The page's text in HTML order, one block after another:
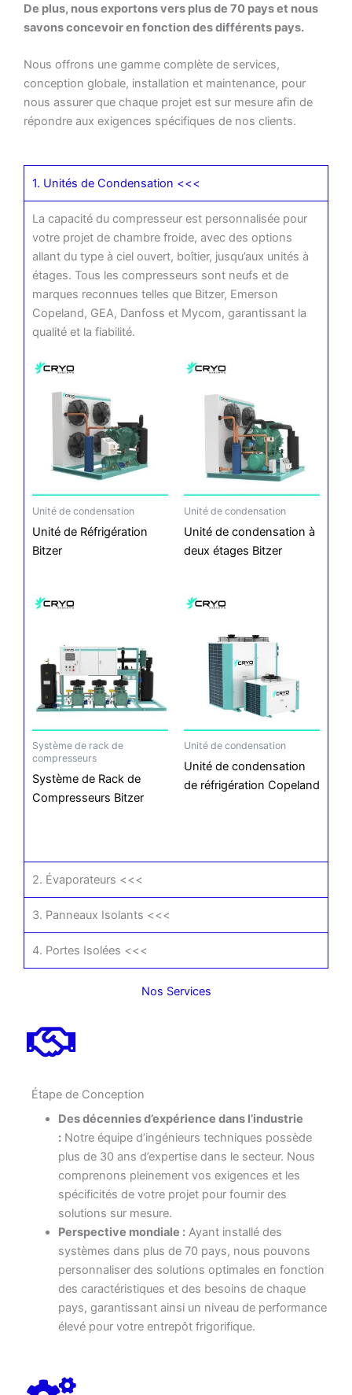
De plus, nous exportons vers plus de 70 pays et nous
savons concevoir en fonction des différents pays.
Nous offrons une gamme complète de services,
conception globale, installation et maintenance, pour
nous assurer que chaque projet est sur mesure afin de
répondre aux exigences spécifiques de nos clients.
1. Unités de Condensation <<<
La capacité du compresseur est personnalisée pour
votre projet de chambre froide, avec des options
allant du type à ciel ouvert, boîtier, jusqu’aux unités à
étages. Tous les compresseurs sont neufs et de
marques reconnues telles que Bitzer, Emerson
Copeland, GEA, Danfoss et Mycom, garantissant la
qualité et la fiabilité.
Unité de condensation
Unité de Réfrigération
Bitzer
Unité de condensation
Unité de condensation à
deux étages Bitzer
Système de rack de
compresseurs
Système de Rack de
Compresseurs Bitzer
Unité de condensation
Unité de condensation
de réfrigération Copeland
2. Évaporateurs <<<
3. Panneaux Isolants <<<
4. Portes Isolées <<<
Nos Services
Étape de Conception
Des décennies d’expérience dans l’industrie
:Notre équipe d’ingénieurs techniques possède
plus de 30 ans d’expertise dans le secteur. Nous
comprenons pleinement vos exigences et les
spécificités de votre projet pour fournir des
solutions sur mesure.
Perspective mondiale :Ayant installé des
systèmes dans plus de 70 pays, nous pouvons
personnaliser des solutions optimales en fonction
des caractéristiques et des besoins de chaque
pays, garantissant ainsi un niveau de performance
élevé pour votre entrepôt frigorifique.